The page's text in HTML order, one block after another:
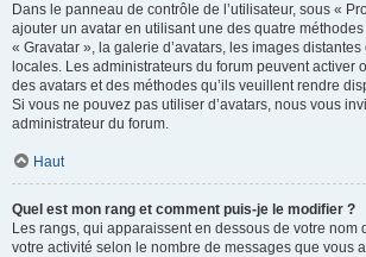
Dans le panneau de contrôle de l’utilisateur, sous «
ajouter un avatar en utilisant une des quatre
« Gravatar », la galerie d’avatars, les images distantes
locales. Les administrateurs du forum peuvent activer
des avatars et des méthodes qu’ils veuillent rendre
Si vous ne pouvez pas utiliser d’avatars, nous vous
administrateur du forum.
Haut
Quel est mon rang et comment puis-je le modifier ?
Les rangs, qui apparaissent en dessous de votre nom
votre activité selon le nombre de messages que vous